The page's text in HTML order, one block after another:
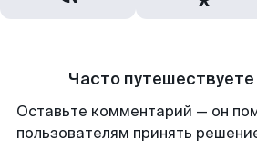
Часто
Оставьте комментарий — он
пользователям принять